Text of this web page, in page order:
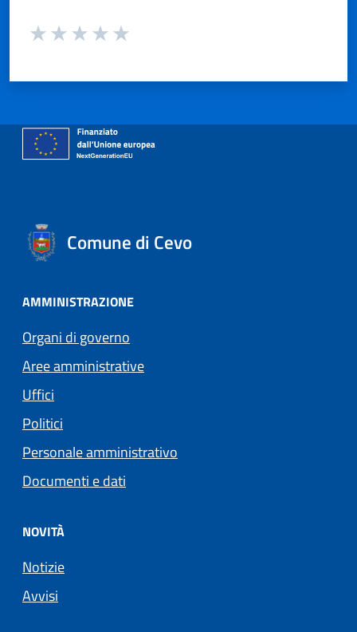
Valuta da 1 a 5 stelle la pagina
Comune di Cevo
AMMINISTRAZIONE
Organi di governo
Aree amministrative
Uffici
Politici
Personale amministrativo
Documenti e dati
NOVITÀ
Notizie
Avvisi